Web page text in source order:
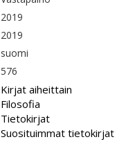
2019
2019
suomi
576
Kirjat aiheittain
Filosofia
Tietokirjat
Suosituimmat tietokirjat